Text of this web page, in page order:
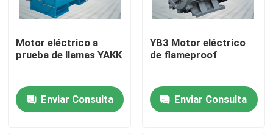
Hogar
Productos
Motor eléctrico a
prueba de llamas YAKK
Enviar Consulta
YB3 Motor eléctrico
de flameproof
Enviar Consulta